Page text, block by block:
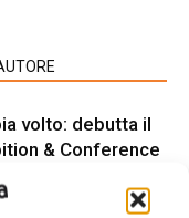
volto: debutta il
& Conference